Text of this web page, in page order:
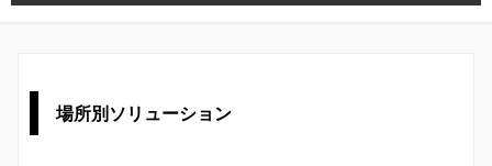
場所別ソリューション